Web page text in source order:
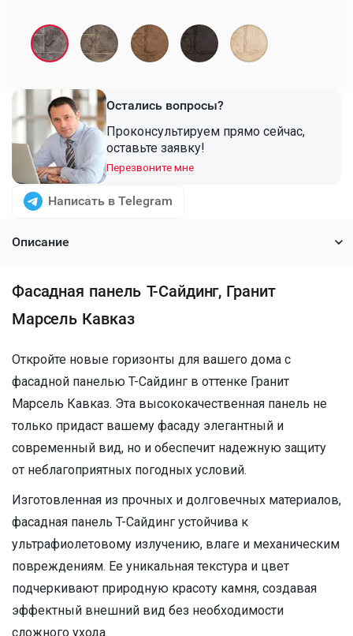
Остались вопросы?
Проконсультируем прямо сейчас,
оставьте заявку!
Перезвоните мне
Написать в Telegram
Описание
Фасадная панель T-Сайдинг, Гранит
Марсель Кавказ
Откройте новые горизонты для вашего дома с
фасадной панелью T-Сайдинг в оттенке Гранит
Марсель Кавказ. Эта высококачественная панель не
только придаст вашему фасаду элегантный и
современный вид, но и обеспечит надежную защиту
от неблагоприятных погодных условий.
Изготовленная из прочных и долговечных материалов,
фасадная панель T-Сайдинг устойчива к
ультрафиолетовому излучению, влаге и механическим
повреждениям. Ее уникальная текстура и цвет
подчеркивают природную красоту камня, создавая
эффектный внешний вид без необходимости
сложного ухода.